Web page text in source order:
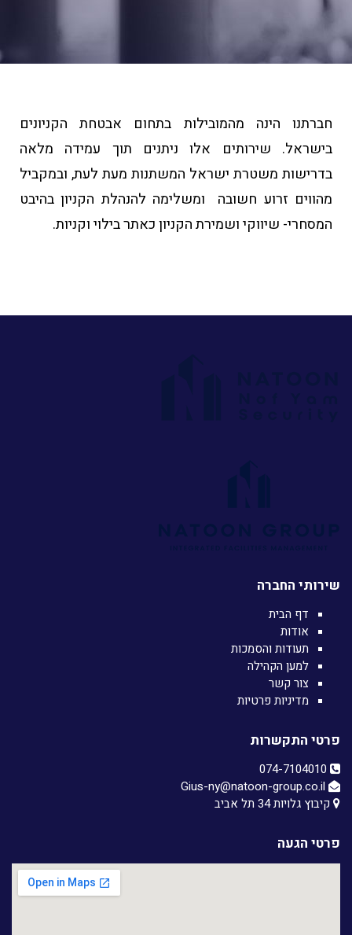
חברתנו הינה מהמובילות בתחום אבטחת הקניונים
בישראל. שירותים אלו ניתנים תוך עמידה מלאה
בדרישות משטרת ישראל המשתנות מעת לעת, ובמקביל
מהווים זרוע חשובה ומשלימה להנהלת הקניון בהיבט
המסחרי- שיווקי ושמירת הקניון כאתר בילוי וקניות.
שירותי החברה
דף הבית
אודות
תעודות והסמכות
למען הקהילה
צור קשר
מדיניות פרטיות
פרטי התקשרות
קיבוץ גלויות 34 תל אביב
פרטי הגעה